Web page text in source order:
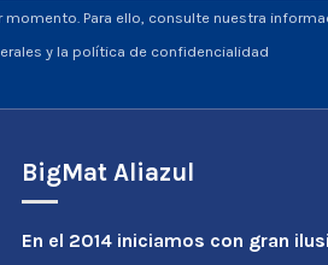
momento. Para ello, consulte nuestra
y la política de confidencialidad
BigMat Aliazul
En el 2014 iniciamos con gran